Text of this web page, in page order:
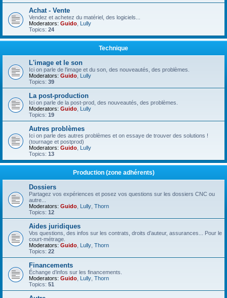
Achat - Vente
Vendez et achetez du matériel, des logiciels...
Moderators: Guido Lully
Topics: 24
Technique
L'image et le son
Ici on parle de l'image et du son, des nouveautés, des problèmes.
Moderators: Guido Lully
Topics: 39
La post-production
Ici on parle de la post-prod, des nouveautés, des problèmes.
Moderators: Guido Lully
Topics: 19
Autres problèmes
Ici on parle des autres problèmes et on essaye de trouver des solutions !
(tournage et postprod)
Moderators: Guido Lully
Topics: 13
Production (zone adhérents)
Dossiers
Partagez vos expériences et posez vos questions sur les dossiers CNC ou
autre...
Moderators: Guido Lully Thorn
Topics: 12
Aides juridiques
Vos questions, des infos sur les contrats, droits d’auteur, assurances... Pour le
court-métrage.
Moderators: Guido Lully Thorn
Topics: 22
Financements
Échange d’infos sur les financements.
Moderators: Guido Lully Thorn
Topics: 51